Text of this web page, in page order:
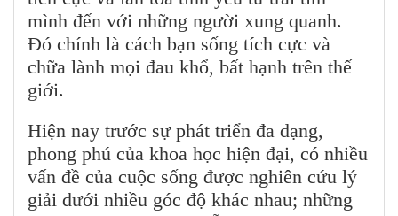
mình đến với những người xung quanh.
Đó chính là cách bạn sống tích cực và
chữa lành mọi đau khổ, bất hạnh trên thế
giới.
Hiện nay trước sự phát triển đa dạng,
phong phú của khoa học hiện đại, có nhiều
vấn đề của cuộc sống được nghiên cứu lý
giải dưới nhiều góc độ khác nhau; những